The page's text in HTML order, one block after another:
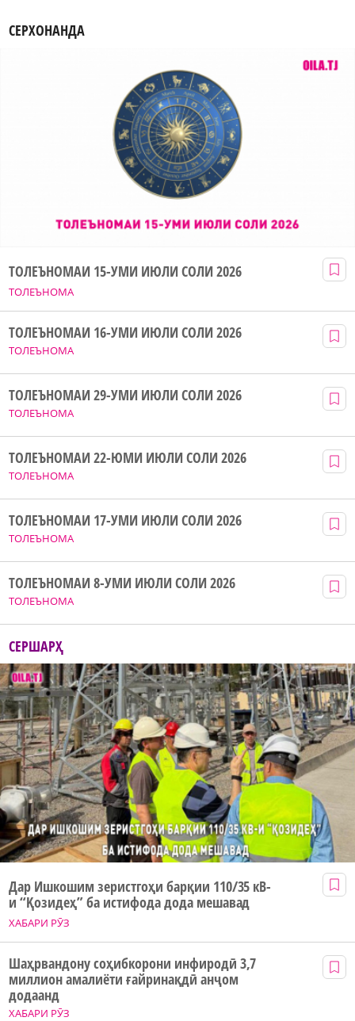
СЕРХОНАНДА
ТОЛЕЪНОМА
ТОЛЕЪНОМАИ 15-УМИ ИЮЛИ СОЛИ 2026
ТОЛЕЪНОМА
ТОЛЕЪНОМАИ 16-УМИ ИЮЛИ СОЛИ 2026
ТОЛЕЪНОМА
ТОЛЕЪНОМАИ 29-УМИ ИЮЛИ СОЛИ 2026
ТОЛЕЪНОМА
ТОЛЕЪНОМАИ 22-ЮМИ ИЮЛИ СОЛИ 2026
ТОЛЕЪНОМА
ТОЛЕЪНОМАИ 17-УМИ ИЮЛИ СОЛИ 2026
ТОЛЕЪНОМА
ТОЛЕЪНОМАИ 8-УМИ ИЮЛИ СОЛИ 2026
СЕРШАРҲ
ХАБАРИ РӮЗ
Дар Ишкошим зеристгоҳи барқии 110/35 кВ-
и “Қозидеҳ” ба истифода дода мешавад
ХАБАРИ РӮЗ
Шаҳрвандону соҳибкорони инфиродӣ 3,7
миллион амалиёти ғайринақдӣ анҷом
додаанд